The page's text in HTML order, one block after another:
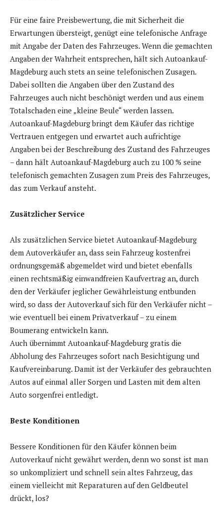
Für eine faire Preisbewertung, die mit Sicherheit die
Erwartungen übersteigt, genügt eine telefonische Anfrage
mit Angabe der Daten des Fahrzeuges. Wenn die gemachten
Angaben der Wahrheit entsprechen, hält sich Autoankauf-
Magdeburg auch stets an seine telefonischen Zusagen.
Dabei sollten die Angaben über den Zustand des
Fahrzeuges auch nicht beschönigt werden und aus einem
Totalschaden eine „kleine Beule“ werden lassen.
Autoankauf-Magdeburg bringt dem Käufer das richtige
Vertrauen entgegen und erwartet auch aufrichtige
Angaben bei der Beschreibung des Zustand des Fahrzeuges
– dann hält Autoankauf-Magdeburg auch zu 100 % seine
telefonisch gemachten Zusagen zum Preis des Fahrzeuges,
das zum Verkauf ansteht.
Zusätzlicher Service
Als zusätzlichen Service bietet Autoankauf-Magdeburg
dem Autoverkäufer an, dass sein Fahrzeug kostenfrei
ordnungsgemäß abgemeldet wird und bietet ebenfalls
einen rechtsmäßig einwandfreien Kaufvertrag an, durch
den der Verkäufer jeglicher Gewährleistung entbunden
wird, so dass der Autoverkauf sich für den Verkäufer nicht –
wie eventuell bei einem Privatverkauf – zu einem
Boumerang entwickeln kann.
Auch übernimmt Autoankauf-Magdeburg gratis die
Abholung des Fahrzeuges sofort nach Besichtigung und
Kaufvereinbarung. Damit ist der Verkäufer des gebrauchten
Autos auf einmal aller Sorgen und Lasten mit dem alten
Auto sorgenfrei entledigt.
Beste Konditionen
Bessere Konditionen für den Käufer können beim
Autoverkauf nicht gewährt werden, denn wo sonst ist man
so unkompliziert und schnell sein altes Fahrzeug, das
einem vielleicht mit Reparaturen auf den Geldbeutel
drückt, los?